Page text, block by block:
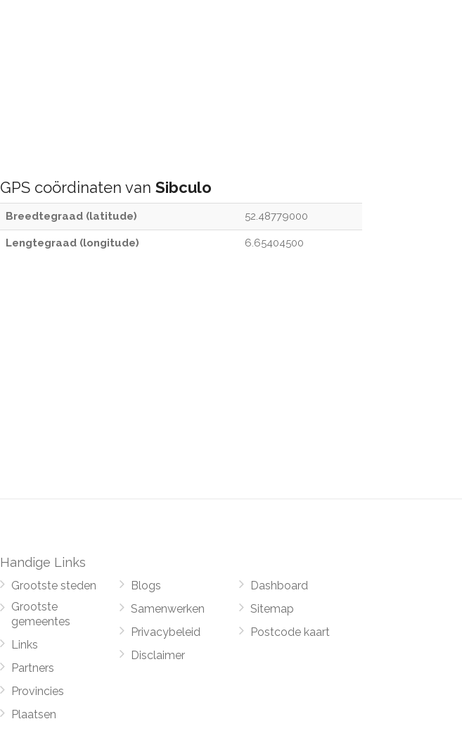
GPS coördinaten van Sibculo
Breedtegraad (latitude) 52.48779000
Lengtegraad (longitude) 6.65404500
Handige Links
Grootste steden
Grootste
gemeentes
Links
Partners
Provincies
Plaatsen
Blogs
Samenwerken
Privacybeleid
Disclaimer
Dashboard
Sitemap
Postcode kaart